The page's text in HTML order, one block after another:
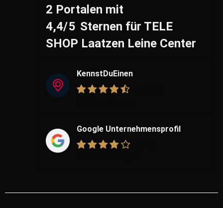
2 Portalen mit
4,4/5 Sternen für TELE
SHOP Laatzen Leine Center
KennstDuEinen
Google Unternehmensprofil